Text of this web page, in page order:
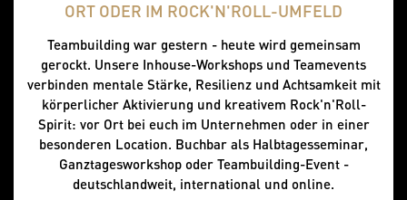
ORT ODER IM ROCK'N'ROLL-UMFELD
Teambuilding war gestern - heute wird gemeinsam
gerockt. Unsere Inhouse-Workshops und Teamevents
verbinden mentale Stärke, Resilienz und Achtsamkeit mit
körperlicher Aktivierung und kreativem Rock'n'Roll-
Spirit: vor Ort bei euch im Unternehmen oder in einer
besonderen Location. Buchbar als Halbtagesseminar,
Ganztagesworkshop oder Teambuilding-Event -
deutschlandweit, international und online.